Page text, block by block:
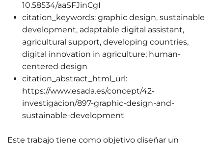
10.58534/aaSFJinCgI
citation_keywords: graphic design, sustainable
development, adaptable digital assistant,
agricultural support, developing countries,
digital innovation in agriculture; human-
centered design
citation_abstract_html_url:
https://www.esada.es/concept/42-
investigacion/897-graphic-design-and-
sustainable-development
Este trabajo tiene como objetivo diseñar un